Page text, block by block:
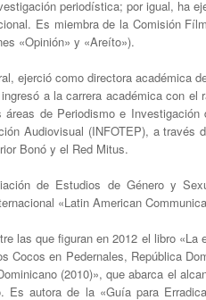
periodística; por igual, ha
Es miembra de la Comisión
«Opinión» y «Areíto»).
ejerció como directora académica
a la carrera académica con el
de Periodismo e
Audiovisual (INFOTEP), a través
Bonó y el Red Mitus.
de Estudios de Género y
«Latin American
las que figuran en 2012 el libro «La
Cocos en Pedernales, República
(2010)», que abarca el
Es autora de la «Guía para